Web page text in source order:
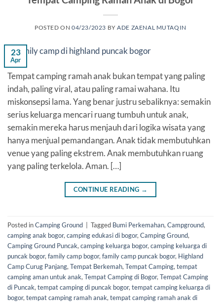
POSTED ON04/23/2023 BYADE ZAENAL MUTAQIN
23
Apr
Tempat camping ramah anak bukan tempat yang paling
indah, paling viral, atau paling ramai wahana. Itu
miskonsepsi lama. Yang benar justru sebaliknya: semakin
serius keluarga mencari ruang tumbuh untuk anak,
semakin mereka harus menjauh dari logika wisata yang
hanya menjual pemandangan. Anak tidak membutuhkan
venue yang paling ekstrem. Anak membutuhkan ruang
yang paling terkelola. Aman. […]
CONTINUE READING →
Posted inCamping Ground | Tagged Bumi Perkemahan, Campground,
camping anak bogor, camping edukasi di bogor, Camping Ground,
Camping Ground Puncak, camping keluarga bogor, camping keluarga di
puncak bogor, family camp bogor, family camp puncak bogor, Highland
Camp Curug Panjang, Tempat Berkemah, Tempat Camping, tempat
camping aman untuk anak, Tempat Camping di Bogor, Tempat Camping
di Puncak, tempat camping di puncak bogor, tempat camping keluarga di
bogor, tempat camping ramah anak, tempat camping ramah anak di